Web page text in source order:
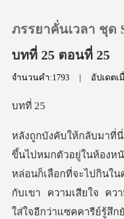
ประวัติการอ่าน
ออกจากระบบ
ภรรยาคั่นเวลา ชุด
บทที่ 25 ตอนที่ 25
จำนวนคำ:1793 | อัปเดตเ
ที
อนก็เลือกที่จะไปกินใ
กับเขา ความเสียใจ คว
ใส่ใจอีกว่าแซค